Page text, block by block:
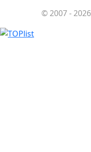
© 2007 -